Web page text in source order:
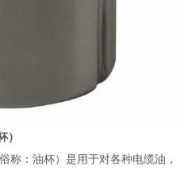
）
：油杯）是用于对各种电缆油，